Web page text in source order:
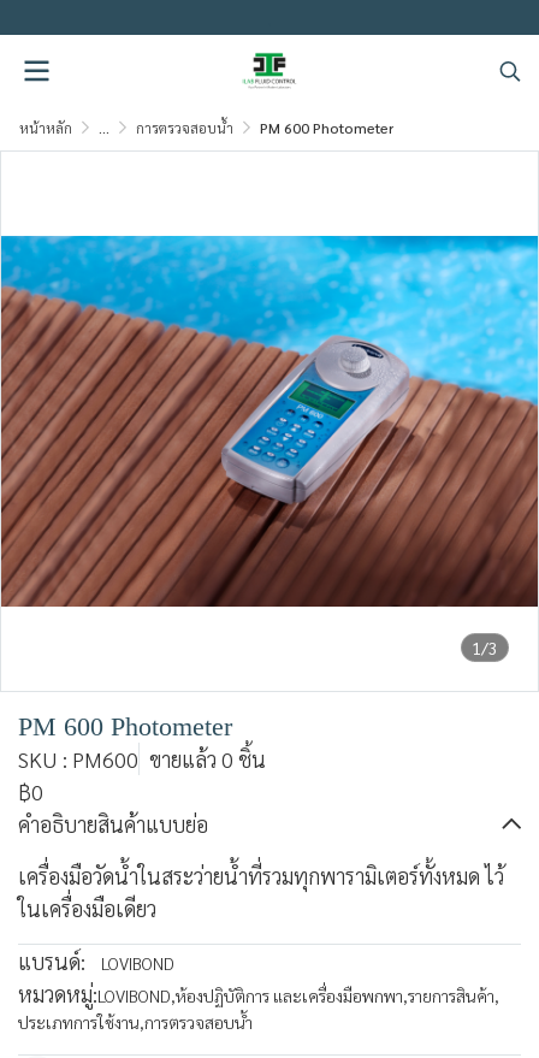
หน้าหลัก การตรวจสอบน้ำ PM 600 Photometer
1/3
PM 600 Photometer
SKU : PM600 ขายแล้ว 0 ชิ้น
฿0
คำอธิบายสินค้าแบบย่อ
เครื่องมือวัดน้ำในสระว่ายน้ำที่รวมทุกพารามิเตอร์ทั้งหมด ไว้
ในเครื่องมือเดียว
แบรนด์:
LOVIBOND
หมวดหมู่:LOVIBOND,ห้องปฏิบัติการ และเครื่องมือพกพา,รายการสินค้า,
ประเภทการใช้งาน,การตรวจสอบน้ำ